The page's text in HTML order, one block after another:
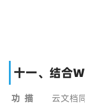
十一、结合
功 描
云文档